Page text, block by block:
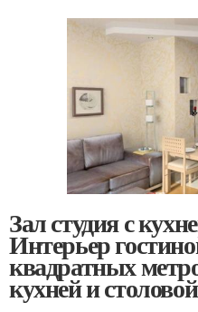
Зал студия с
Интерьер
квадратных
кухней и